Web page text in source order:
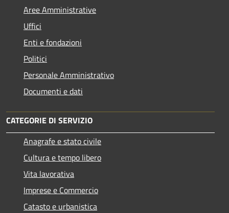
Aree Amministrative
Uffici
Enti e fondazioni
Politici
Personale Amministrativo
Documenti e dati
CATEGORIE DI SERVIZIO
Anagrafe e stato civile
Cultura e tempo libero
Vita lavorativa
Imprese e Commercio
Catasto e urbanistica